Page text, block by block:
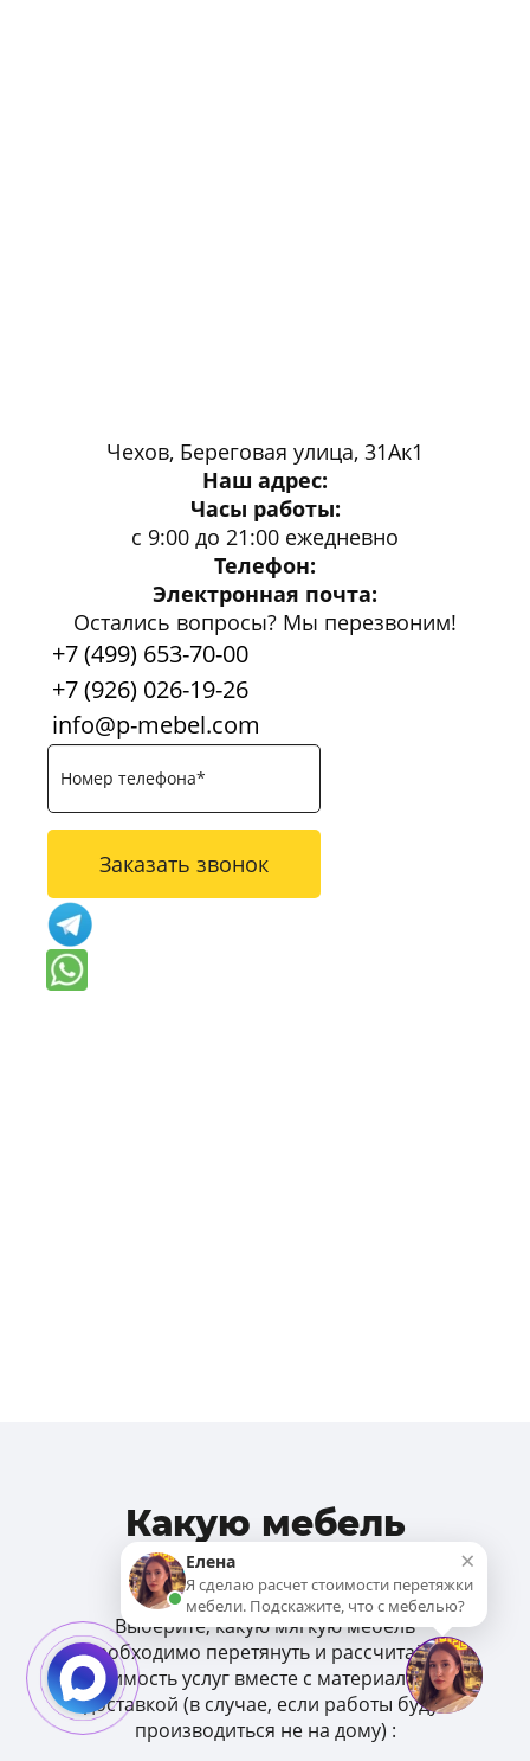
Чехов, Береговая улица, 31Ак1
Наш адрес:
Часы работы:
с 9:00 до 21:00 ежедневно
Телефон:
Электронная почта:
Остались вопросы? Мы перезвоним!
+7 (499) 653-70-00
+7 (926) 026-19-26
info@p-mebel.com
Заказать звонок
Какую мебель
реставрируем:
Выберите, какую мягкую мебель
необходимо перетянуть и рассчитайте
стоимость услуг вместе с материалом и
доставкой (в случае, если работы будут
производиться не на дому) :
×
Елена
Я сделаю расчет стоимости перетяжки
мебели. Подскажите, что с мебелью?